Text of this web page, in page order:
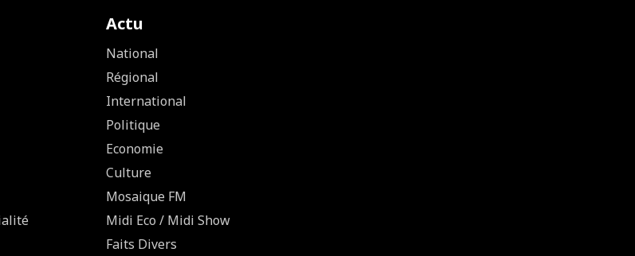
Actu
National
Régional
International
Politique
Economie
Culture
Mosaique FM
Midi Eco / Midi Show
Faits Divers